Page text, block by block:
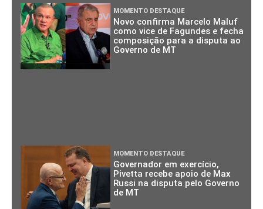
MOMENTO DESTAQUE
Novo confirma Marcelo Maluf
como vice de Fagundes e fecha
composição para a disputa ao
Governo de MT
MOMENTO DESTAQUE
Governador em exercício,
Pivetta recebe apoio de Max
Russi na disputa pelo Governo
de MT